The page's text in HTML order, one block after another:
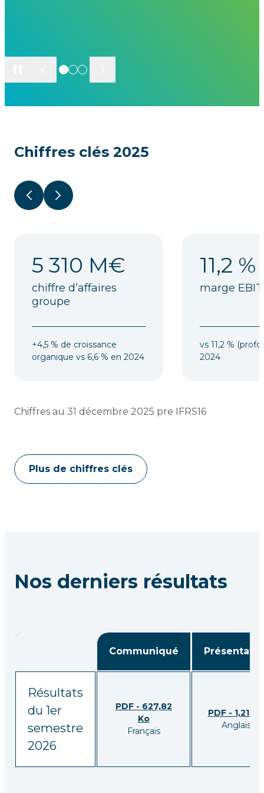
Précédent
Suivant
Chiffres clés 2025
PrécédentSuivant
5 310 M€
chiffre d’affaires
groupe
+4,5 % de croissance
organique vs 6,6 % en 2024
11,2 %
marge
vs 11,2 %
2024
Chiffres au 31 décembre 2025 pre IFRS16
Plus de chiffres clés
Nos derniers résultats
Communiqué
Résultats
du 1er
semestre
2026
PDF - 627,82
Ko
Français
PDF - 1,21
Anglais